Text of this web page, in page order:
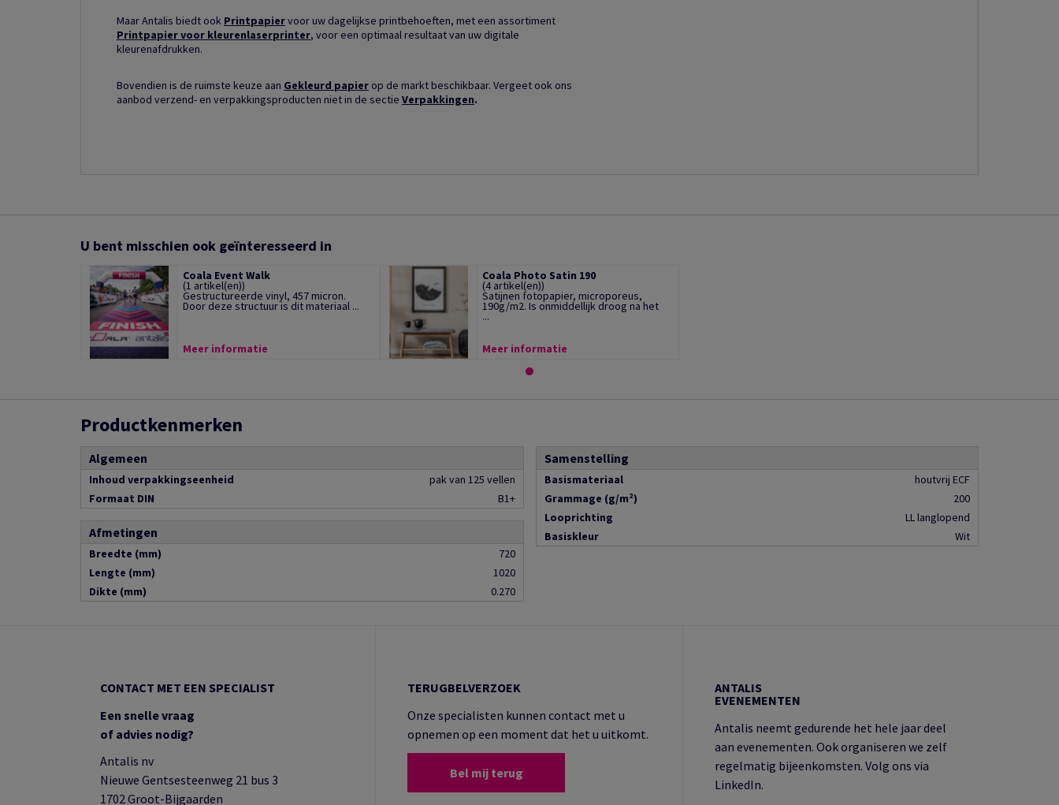
Maar Antalis biedt ook Printpapiervoor uw dagelijkse printbehoeften, met een assortiment
Printpapier voor kleurenlaserprinter, voor een optimaal resultaat van uw digitale
kleurenafdrukken.
Bovendien is de ruimste keuze aan Gekleurd papier op de markt beschikbaar. Vergeet ook ons
aanbod verzend- en verpakkingsproducten niet in de sectie Verpakkingen.
U bent misschien ook geïnteresseerd in
Coala Event Walk
(1 artikel(en))
Gestructureerde vinyl, 457 micron.
Door deze structuur is dit materiaal ...
Meer informatie
Coala Photo Satin 190
(4 artikel(en))
Satijnen fotopapier, microporeus,
190g/m2. Is onmiddellijk droog na het
...
Meer informatie
Productkenmerken
Algemeen
Inhoud verpakkingseenheid
pak van 125 vellen
Formaat DIN
B1+
Afmetingen
Breedte (mm)
720
Lengte (mm)
1020
Dikte (mm)
0.270
Samenstelling
Basismateriaal
houtvrij ECF
Grammage (g/m²)
200
Looprichting
LL langlopend
Basiskleur
Wit
CONTACT MET EEN SPECIALIST
Een snelle vraag
of advies nodig?
Antalis nv
Nieuwe Gentsesteenweg 21 bus 3
1702 Groot-Bijgaarden
TERUGBELVERZOEK
Onze specialisten kunnen contact met u
opnemen op een moment dat het u uitkomt.
Bel mij terug
ANTALIS
EVENEMENTEN
Antalis neemt gedurende het hele jaar deel
aan evenementen. Ook organiseren we zelf
regelmatig bijeenkomsten. Volg ons via
LinkedIn.